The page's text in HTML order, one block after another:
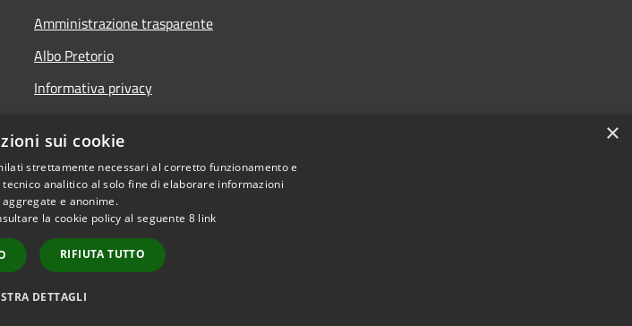
Amministrazione trasparente
Albo Pretorio
Informativa privacy
Dichiarazione di accessibilità
Copyright © 2026 • Comune di Varapodio • Powered by
×
sui cookie
strettamente necessari al corretto funzionamento e
analitico al solo fine di elaborare informazioni
e anonime.
la cookie policy al seguente 8 link
RIFIUTA TUTTO
DETTAGLI